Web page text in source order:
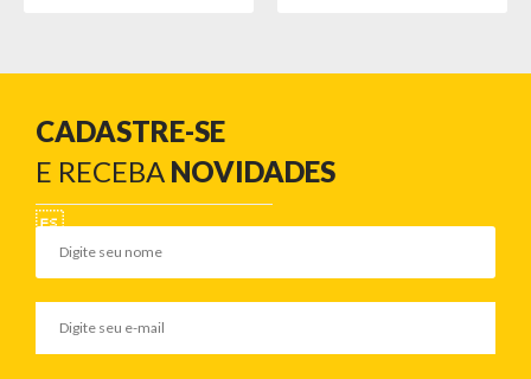
CADASTRE-SE
E RECEBA NOVIDADES